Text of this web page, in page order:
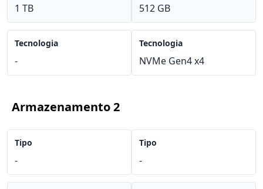
1 TB
Tecnologia
-
512 GB
Tecnologia
NVMe Gen4 x4
Armazenamento 2
Tipo
-
Tipo
-